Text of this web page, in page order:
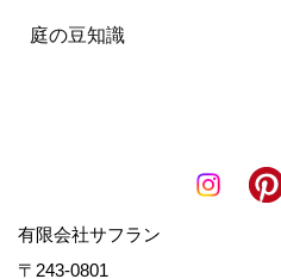
庭の豆知識
有限会社サフラン
〒243-0801